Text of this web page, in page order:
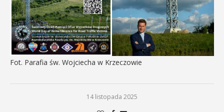
Fot. Parafia św. Wojciecha w Krzeczowie
14 listopada 2025